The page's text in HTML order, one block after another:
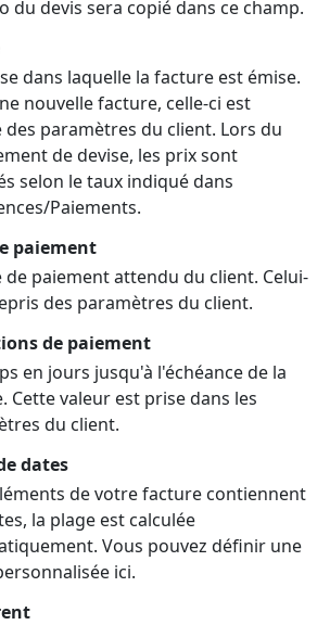
du devis sera copié dans ce champ.
dans laquelle la facture est émise.
nouvelle facture, celle-ci est
des paramètres du client. Lors du
de devise, les prix sont
selon le taux indiqué dans
Paiements.
paiement
de paiement attendu du client. Celui-
des paramètres du client.
de paiement
en jours jusqu'à l'échéance de la
Cette valeur est prise dans les
du client.
dates
de votre facture contiennent
la plage est calculée
Vous pouvez définir une
ici.